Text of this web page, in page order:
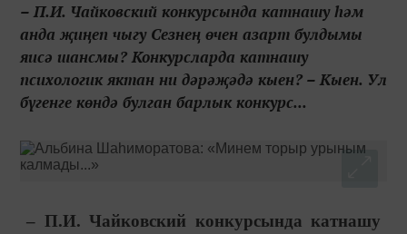
– П.И. Чайковский конкурсында катнашу һәм
анда җиңеп чыгу Сезнең өчен азарт булдымы
яисә шансмы? Конкурсларда катнашу
психологик яктан ни дәрәҗәдә кыен? – Кыен. Ул
бүгенге көндә булган барлык конкурс...
– П.И. Чайковский конкурсында катнашу